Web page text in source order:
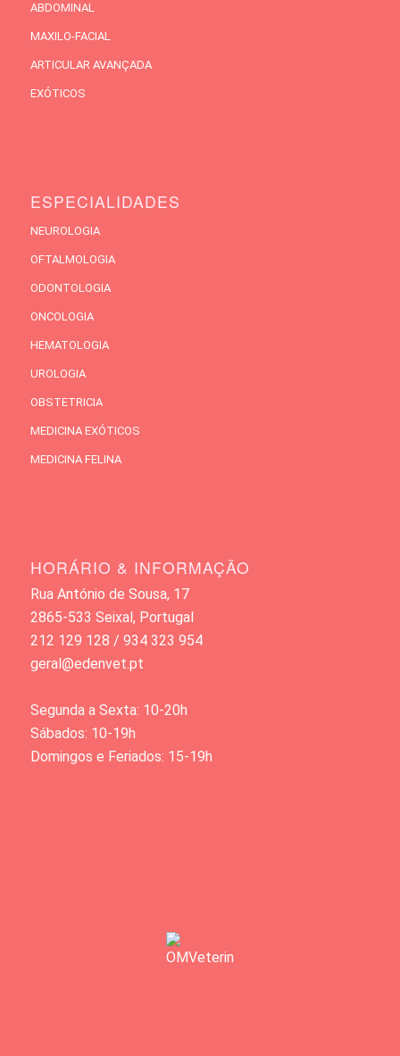
ABDOMINAL
MAXILO-FACIAL
ARTICULAR AVANÇADA
EXÓTICOS
ESPECIALIDADES
NEUROLOGIA
OFTALMOLOGIA
ODONTOLOGIA
ONCOLOGIA
HEMATOLOGIA
UROLOGIA
OBSTETRICIA
MEDICINA EXÓTICOS
MEDICINA FELINA
HORÁRIO & INFORMAÇÃO
Rua António de Sousa, 17
2865-533 Seixal, Portugal
212 129 128 / 934 323 954
geral@edenvet.pt
Segunda a Sexta: 10-20h
Sábados: 10-19h
Domingos e Feriados: 15-19h